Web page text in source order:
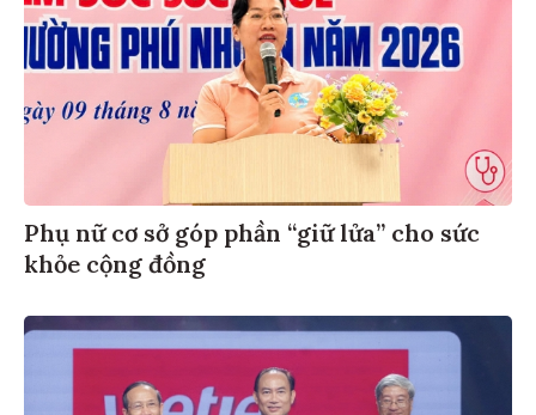
Phụ nữ cơ sở góp phần “giữ lửa” cho sức
khỏe cộng đồng